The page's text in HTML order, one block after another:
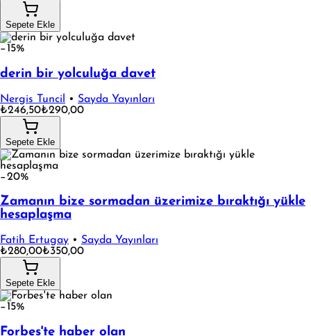
Sepete Ekle
−15%
derin bir yolculuğa davet
Nergis Tuncil • Sayda Yayınları
₺246,50₺290,00
Sepete Ekle
−20%
Zamanın bize sormadan üzerimize bıraktığı yükle
hesaplaşma
Fatih Ertugay • Sayda Yayınları
₺280,00₺350,00
Sepete Ekle
−15%
Forbes'te haber olan